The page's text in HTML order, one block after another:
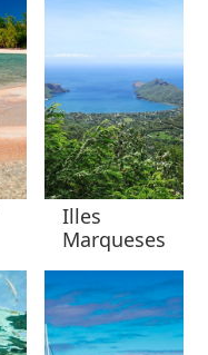
Illes
Marqueses